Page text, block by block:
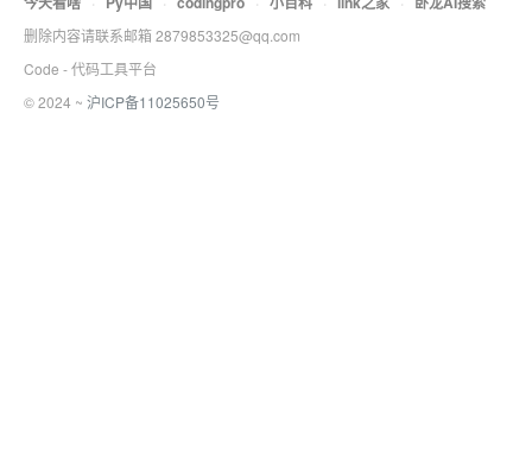
删除内容请联系邮箱 2879853325@qq.com
Code - 代码工具平台
© 2024 ~ 沪ICP备11025650号